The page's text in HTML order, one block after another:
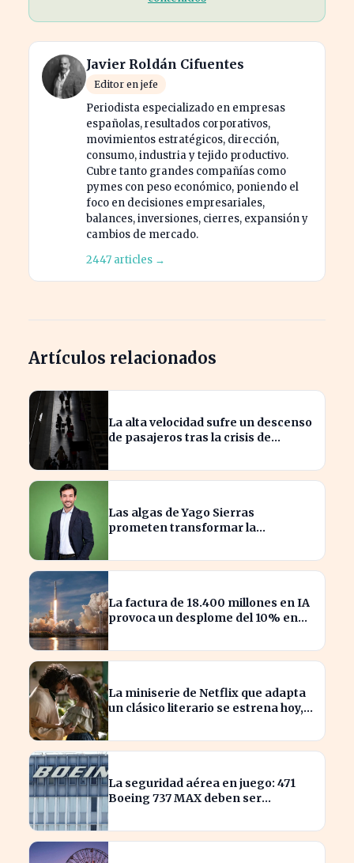
Javier Roldán Cifuentes
Editor en jefe
Periodista especializado en empresas
españolas, resultados corporativos,
movimientos estratégicos, dirección,
consumo, industria y tejido productivo.
Cubre tanto grandes compañías como
pymes con peso económico, poniendo el
foco en decisiones empresariales,
balances, inversiones, cierres, expansión y
cambios de mercado.
2447 articles →
Artículos relacionados
La alta velocidad sufre un descenso
de pasajeros tras la crisis de
Las algas de Yago Sierras
prometen transformar la
sostenibles
La factura de 18.400 millones en IA
provoca un desplome del 10% en
La miniserie de Netflix que adapta
un clásico literario se estrena hoy,
La seguridad aérea en juego: 471
Boeing 737 MAX deben ser